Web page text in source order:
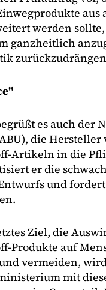
aus
werden sollte,
ganzheitlich
es auch der
die Hersteller
Artikeln in die
er die
und
Ziel, die
Produkte auf
vermeiden,
mit